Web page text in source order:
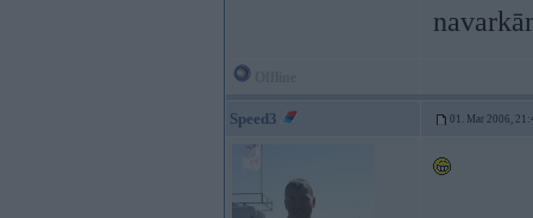
Speed3 01. Mar 2006,